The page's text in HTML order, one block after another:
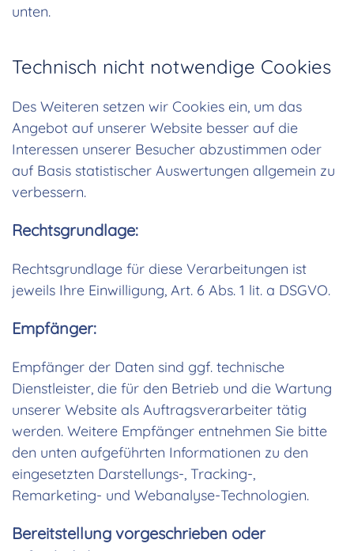
unten.
Technisch nicht notwendige Cookies
Des Weiteren setzen wir Cookies ein, um das
Angebot auf unserer Website besser auf die
Interessen unserer Besucher abzustimmen oder
auf Basis statistischer Auswertungen allgemein zu
verbessern.
Rechtsgrundlage:
Rechtsgrundlage für diese Verarbeitungen ist
jeweils Ihre Einwilligung, Art. 6 Abs. 1 lit. a DSGVO.
Empfänger:
Empfänger der Daten sind ggf. technische
Dienstleister, die für den Betrieb und die Wartung
unserer Website als Auftragsverarbeiter tätig
werden. Weitere Empfänger entnehmen Sie bitte
den unten aufgeführten Informationen zu den
eingesetzten Darstellungs-, Tracking-,
Remarketing- und Webanalyse-Technologien.
Bereitstellung vorgeschrieben oder